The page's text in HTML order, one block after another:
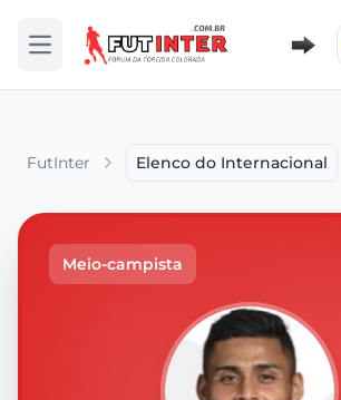
Abrir menu
FutInter Elenco do Internacional
Meio-campista